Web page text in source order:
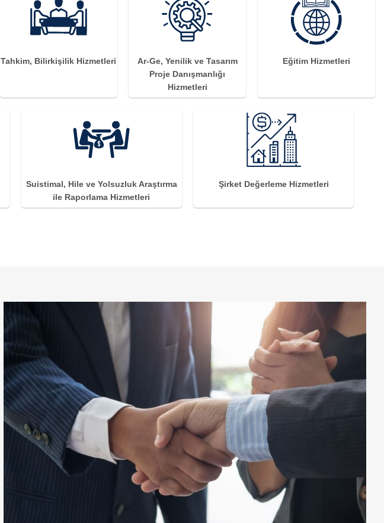
Tahkim, Bilirkişilik Hizmetleri
Ar-Ge, Yenilik ve Tasarım
Proje Danışmanlığı
Hizmetleri
Eğitim Hizmetleri
Suistimal, Hile ve Yolsuzluk Araştırma
ile Raporlama Hizmetleri
Şirket Değerleme Hizmetleri